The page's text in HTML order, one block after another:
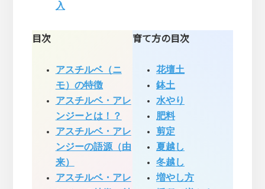
入
目次
アスチルベ（ニ
モ）の特徴
アスチルベ・アレ
ンジーとは！？
アスチルベ・アレ
ンジーの語源（由
来）
アスチルベ・アレ
育て方の目次
花壇土
鉢土
水やり
肥料
剪定
夏越し
冬越し
増やし方